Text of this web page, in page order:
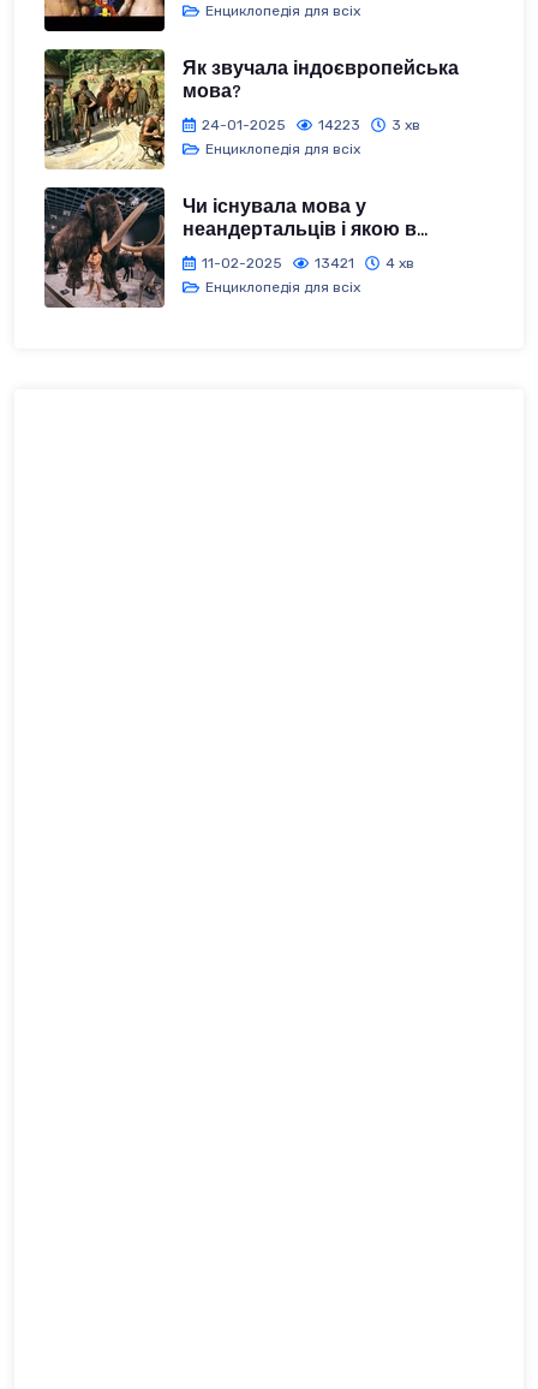
Енциклопедія для всіх
Як звучала індоєвропейська
мова?
24-01-2025 14223
3 хв
Енциклопедія для всіх
Чи існувала мова у
неандертальців і якою в...
11-02-2025 13421
4 хв
Енциклопедія для всіх